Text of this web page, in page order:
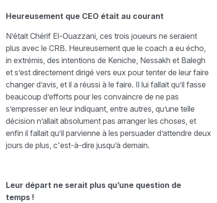
Heureusement que CEO était au courant
N’était Chérif El-Ouazzani, ces trois joueurs ne seraient
plus avec le CRB. Heureusement que le coach a eu écho,
in extrémis, des intentions de Keniche, Nessakh et Balegh
et s’est directement dirigé vers eux pour tenter de leur faire
changer d’avis, et il a réussi à le faire. Il lui fallait qu’il fasse
beaucoup d’efforts pour les convaincre de ne pas
s’empresser en leur indiquant, entre autres, qu’une telle
décision n’allait absolument pas arranger les choses, et
enfin il fallait qu’il parvienne à les persuader d’attendre deux
jours de plus, c'est-à-dire jusqu’à demain.
Leur départ ne serait plus qu’une question de
temps !